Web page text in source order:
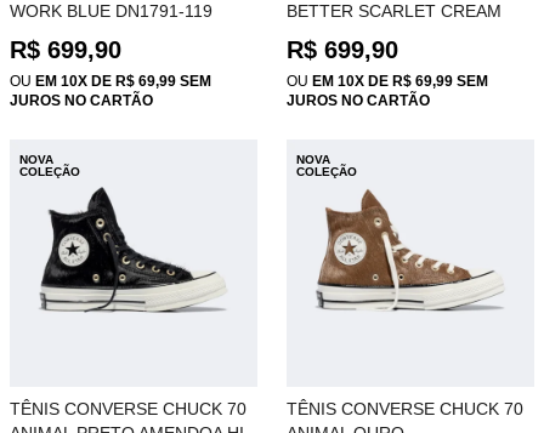
WORK BLUE DN1791-119
R$ 699,90
OU EM 10X DE R$ 69,99 SEM
JUROS NO CARTÃO
BETTER SCARLET CREAM
WHITE IE3475
R$ 699,90
OU EM 10X DE R$ 69,99 SEM
JUROS NO CARTÃO
NOVA
COLEÇÃO
TÊNIS CONVERSE CHUCK 70
NOVA
COLEÇÃO
TÊNIS CONVERSE CHUCK 70